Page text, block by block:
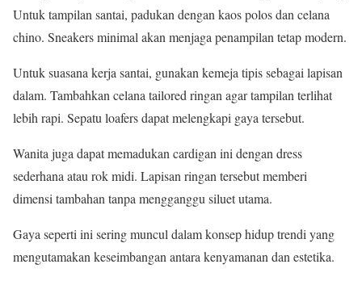
Untuk tampilan santai, padukan dengan kaos polos dan celana
chino. Sneakers minimal akan menjaga penampilan tetap modern.
Untuk suasana kerja santai, gunakan kemeja tipis sebagai lapisan
dalam. Tambahkan celana tailored ringan agar tampilan terlihat
lebih rapi. Sepatu loafers dapat melengkapi gaya tersebut.
Wanita juga dapat memadukan cardigan ini dengan dress
sederhana atau rok midi. Lapisan ringan tersebut memberi
dimensi tambahan tanpa mengganggu siluet utama.
Gaya seperti ini sering muncul dalam konsep hidup trendi yang
mengutamakan keseimbangan antara kenyamanan dan estetika.